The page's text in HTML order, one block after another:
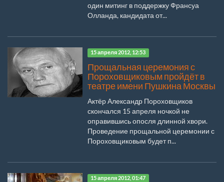
один митинг в поддержку Франсуа
Олланда, кандидата от...
15 апреля 2012, 12:53
Прощальная церемония с
Пороховщиковым пройдёт в
театре имени Пушкина Москвы
Актёр Александр Пороховщиков
скончался 15 апреля ночкой не
оправившись опосля длинной хвори.
Проведение прощальной церемонии с
Пороховщиковым будет п...
15 апреля 2012, 01:47